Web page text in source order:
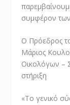
συμφέρον
Ο Πρόεδρος
Μάριος
Οικολόγων –
στήριξη
«Το γενικό